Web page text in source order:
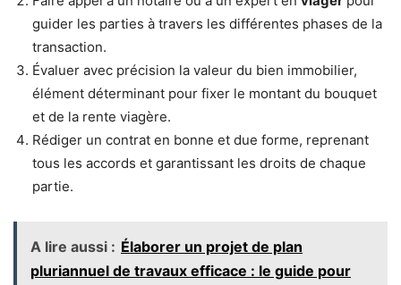
guider les parties à travers les différentes phases de la
transaction.
Évaluer avec précision la valeur du bien immobilier,
élément déterminant pour fixer le montant du bouquet
et de la rente viagère.
Rédiger un contrat en bonne et due forme, reprenant
tous les accords et garantissant les droits de chaque
partie.
A lire aussi : Élaborer un projet de plan
pluriannuel de travaux efficace : le guide pour